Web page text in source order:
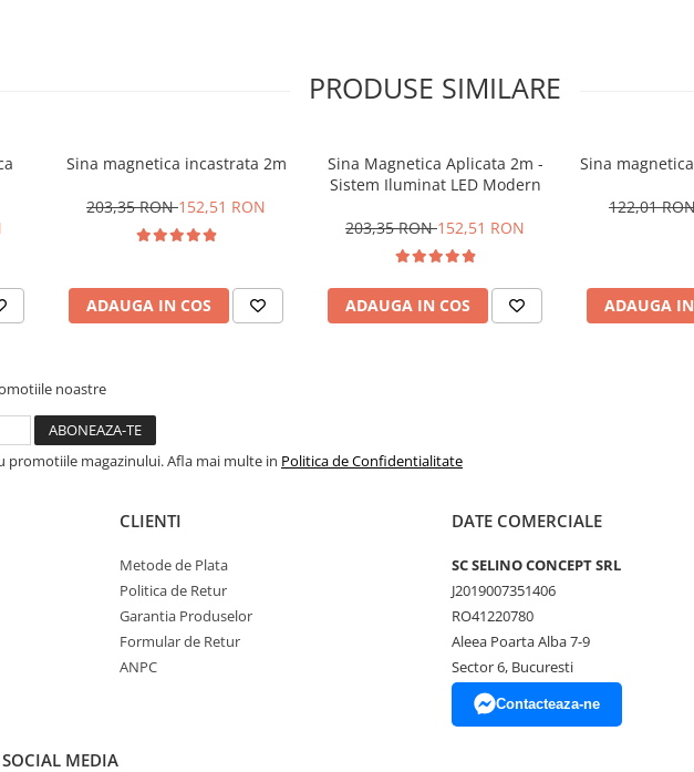
PRODUSE SIMILARE
Sina magnetica incastrata 2m
203,35 RON152,51 RON
ADAUGA IN COS
Sina Magnetica Aplicata 2m -
Sistem Iluminat LED Modern
203,35 RON152,51 RON
ADAUGA IN COS
Sina
122,01
ADAUGA
noastre
promotiile magazinului. Afla mai multe in Politica de Confidentialitate
CLIENTI
Metode de Plata
Politica de Retur
Garantia Produselor
Formular de Retur
ANPC
DATE COMERCIALE
SC SELINO CONCEPT SRL
J2019007351406
RO41220780
Aleea Poarta Alba 7-9
Sector 6, Bucuresti
Contacteaza-ne
MEDIA